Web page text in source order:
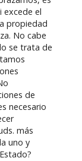
excede el
propiedad
No cabe
se trata de
de
necesario
más
uno y